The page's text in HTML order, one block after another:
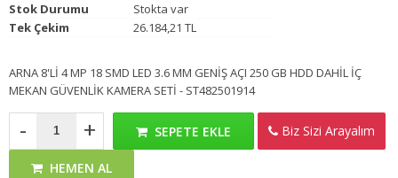
Stok Durumu
Stokta var
Tek Çekim
26.184,21 TL
ARNA 8'Lİ 4 MP 18 SMD LED 3.6 MM GENİŞ AÇI 250 GB HDD DAHİL İÇ
MEKAN GÜVENLİK KAMERA SETİ - ST482501914
- + SEPETE EKLE
HEMEN AL
Biz Sizi Arayalım